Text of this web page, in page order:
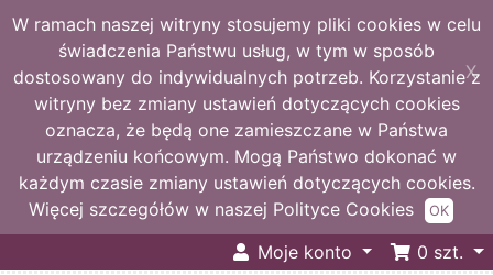
W ramach naszej witryny stosujemy pliki cookies w celu
świadczenia Państwu usług, w tym w sposób
dostosowany do indywidualnych potrzeb. Korzystanie z
witryny bez zmiany ustawień dotyczących cookies
oznacza, że będą one zamieszczane w Państwa
urządzeniu końcowym. Mogą Państwo dokonać w
każdym czasie zmiany ustawień dotyczących cookies.
Więcej szczegółów w naszej Polityce Cookies
X
OK
Moje konto 0 szt.